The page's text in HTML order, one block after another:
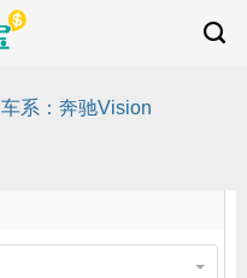
车系：奔驰Vision